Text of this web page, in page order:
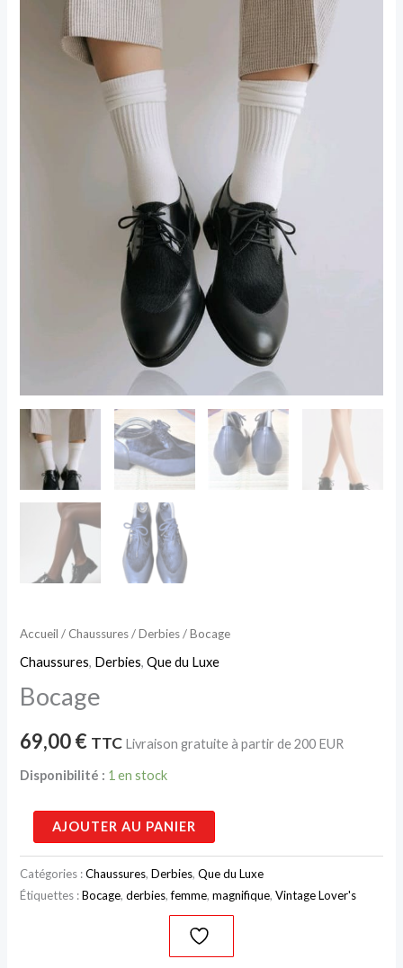
Accueil / Chaussures/Derbies/ Bocage
Chaussures, Derbies,Que du Luxe
Bocage
69,00€ TTC Livraison gratuite à partir de 200 EUR
Disponibilité : 1 en stock
AJOUTER AU PANIER
Catégories :Chaussures,Derbies,Que du Luxe
Étiquettes :Bocage,derbies,femme,magnifique,Vintage Lover's